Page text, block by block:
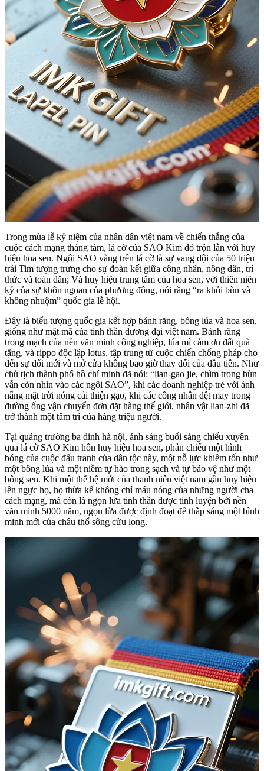
Trong mùa lễ kỷ niệm của nhân dân việt nam về chiến thắng của
cuộc cách mạng tháng tám, lá cờ của SAO Kim đỏ trộn lẫn với huy
hiệu hoa sen. Ngôi SAO vàng trên lá cờ là sự vang dội của 50 triệu
trái Tim tượng trưng cho sự đoàn kết giữa công nhân, nông dân, trí
thức và toàn dân; Và huy hiệu trung tâm của hoa sen, với thiên niên
kỷ của sự khôn ngoan của phương đông, nói rằng “ra khỏi bùn và
không nhuộm” quốc gia lễ hội.
Đây là biểu tượng quốc gia kết hợp bánh răng, bông lúa và hoa sen,
giống như mật mã của tinh thần đương đại việt nam. Bánh răng
trong mạch của nền văn minh công nghiệp, lúa mì cảm ơn đất quà
tặng, và rippo độc lập lotus, tập trung từ cuộc chiến chống pháp cho
đến sự đổi mới và mở cửa không bao giờ thay đổi của đầu tiên. Như
chủ tịch thành phố hồ chí minh đã nói: “lian-gao jie, chìm trong bùn
vẫn còn nhìn vào các ngôi SAO”, khi các doanh nghiệp trẻ với ánh
nắng mặt trời nóng cải thiện gạo, khi các công nhân dệt may trong
đường ống vận chuyển đơn đặt hàng thế giới, nhân vật lian-zhi đã
trở thành một tâm trí của hàng triệu người.
Tại quảng trường ba dinh hà nội, ánh sáng buổi sáng chiếu xuyên
qua lá cờ SAO Kim hôn huy hiệu hoa sen, phản chiếu một hình
bóng của cuộc đấu tranh của dân tộc này, một nỗ lực khiêm tốn như
một bông lúa và một niềm tự hào trong sạch và tự bảo vệ như một
bông sen. Khi một thế hệ mới của thanh niên việt nam gắn huy hiệu
lên ngực họ, họ thừa kế không chỉ máu nóng của những người cha
cách mạng, mà còn là ngọn lửa tinh thần được tinh luyện bởi nền
văn minh 5000 năm, ngọn lửa được định đoạt để thắp sáng một bình
minh mới của châu thổ sông cửu long.